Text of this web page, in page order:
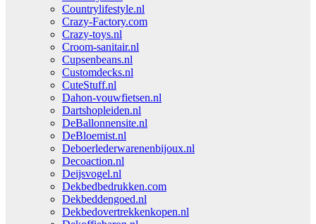
Countrylifestyle.nl
Crazy-Factory.com
Crazy-toys.nl
Croom-sanitair.nl
Cupsenbeans.nl
Customdecks.nl
CuteStuff.nl
Dahon-vouwfietsen.nl
Dartshopleiden.nl
DeBallonnensite.nl
DeBloemist.nl
Deboerlederwarenenbijoux.nl
Decoaction.nl
Deijsvogel.nl
Dekbedbedrukken.com
Dekbeddengoed.nl
Dekbedovertrekkenkopen.nl